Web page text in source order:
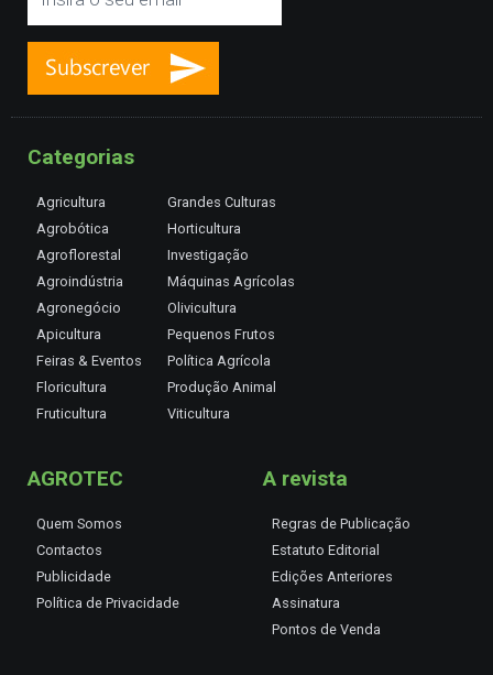
Categorias
Agricultura
Agrobótica
Agroflorestal
Agroindústria
Agronegócio
Apicultura
Feiras & Eventos
Floricultura
Fruticultura
Grandes Culturas
Horticultura
Investigação
Máquinas Agrícolas
Olivicultura
Pequenos Frutos
Política Agrícola
Produção Animal
Viticultura
AGROTEC
Quem Somos
Contactos
Publicidade
Política de Privacidade
A revista
Regras de Publicação
Estatuto Editorial
Edições Anteriores
Assinatura
Pontos de Venda